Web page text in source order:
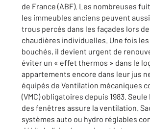
de France (ABF). Les nombreuses
les immeubles anciens peuvent
trous percés dans les façades lors
chaudières individuelles. Une fois les
bouchés, il devient urgent de
éviter un « effet thermos » dans le
appartements encore dans leur jus
équipés de Ventilation mécaniques
(VMC) obligatoires depuis 1983. Seule
des fenêtres assure la ventilation.
systèmes auto ou hydro réglables